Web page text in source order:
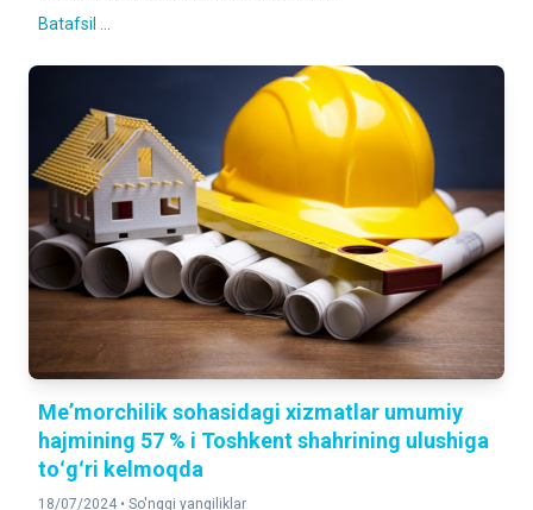
Batafsil ...
Meʼmorchilik sohasidagi xizmatlar umumiy
hajmining 57 % i Toshkent shahrining ulushiga
toʻgʻri kelmoqda
18/07/2024 • So'nggi yangiliklar